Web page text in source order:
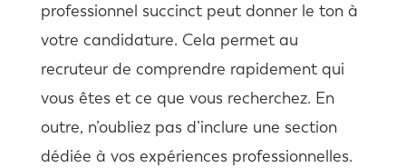
professionnel succinct peut donner le ton à
votre candidature. Cela permet au
recruteur de comprendre rapidement qui
vous êtes et ce que vous recherchez. En
outre, n’oubliez pas d’inclure une section
dédiée à vos expériences professionnelles.